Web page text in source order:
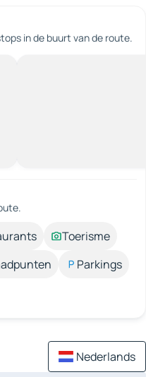
in de buurt van de route.
Toerisme
Parkings
Nederlands